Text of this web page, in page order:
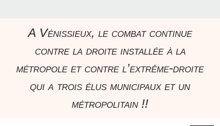
A Vénissieux, le combat continue
contre la droite installée à la
métropole et contre l’extrême-droite
qui a trois élus municipaux et un
métropolitain !!